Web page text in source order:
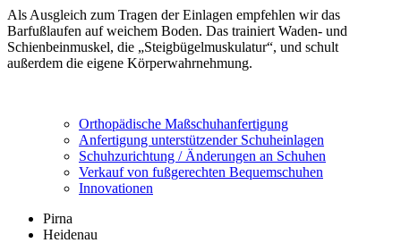
Als Ausgleich zum Tragen der Einlagen empfehlen wir das
Barfußlaufen auf weichem Boden. Das trainiert Waden- und
Schienbeinmuskel, die „Steigbügelmuskulatur“, und schult
außerdem die eigene Körperwahrnehmung.
Orthopädische Maßschuhanfertigung
Anfertigung unterstützender Schuheinlagen
Schuhzurichtung / Änderungen an Schuhen
Verkauf von fußgerechten Bequemschuhen
Innovationen
Pirna
Heidenau